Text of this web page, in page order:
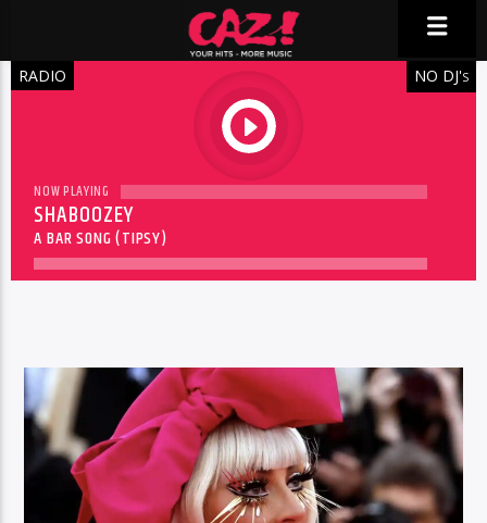
RADIO
play
NO DJ'S
NOW PLAYING
SHABOOZEY
A BAR SONG (TIPSY)